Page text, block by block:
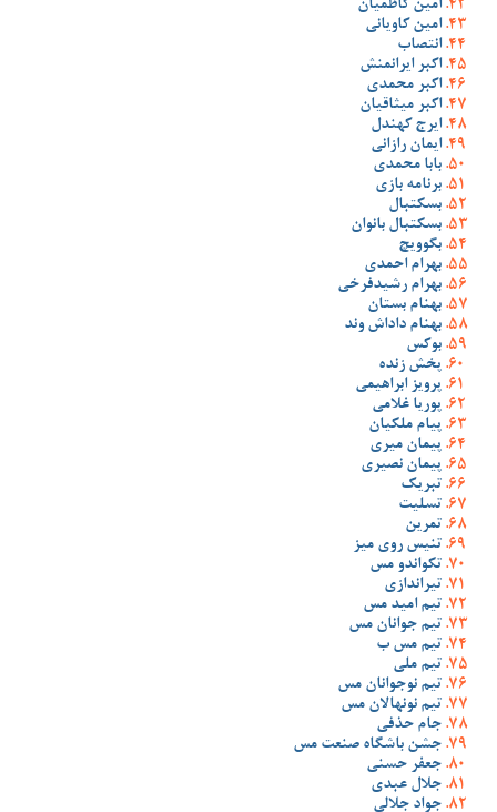
امین کاظمیان
امین کاویانی
انتصاب
اکبر ایرانمنش
اکبر محمدی
اکبر میثاقیان
ایرج کهندل
ایمان رازانی
بابا محمدی
برنامه بازی
بسکتبال
بسکتبال بانوان
بگوویچ
بهرام احمدی
بهرام رشیدفرخی
بهنام بستان
بهنام داداش وند
بوکس
پخش زنده
پرویز ابراهیمی
پوریا غلامی
پیام ملکیان
پیمان میری
پیمان نصیری
تبریک
تسلیت
تمرین
تنیس روی میز
تکواندو مس
تیراندازی
تیم امید مس
تیم جوانان مس
تیم مس ب
تیم ملی
تیم نوجوانان مس
تیم نونهالان مس
جام حذفی
جشن باشگاه صنعت مس
جعفر حسنی
جلال عبدی
جواد جلالی